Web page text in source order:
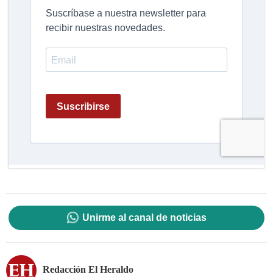
Unirme al canal de noticias
Redacción El Heraldo